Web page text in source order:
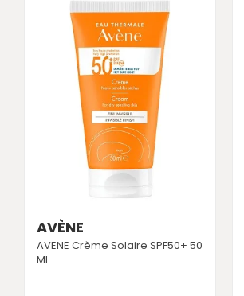
AVÈNE
AVENE Crème Solaire SPF50+ 50
ML